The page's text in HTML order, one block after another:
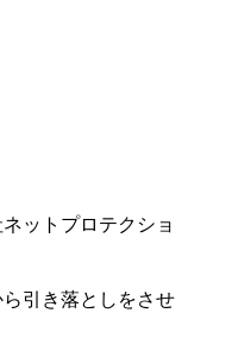
ットプロテクショ
引き落としをさせ